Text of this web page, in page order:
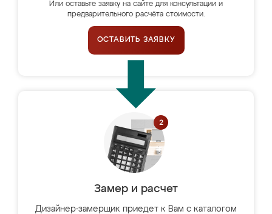
Или оставьте заявку на сайте для консультации и
предварительного расчёта стоимости.
ОСТАВИТЬ ЗАЯВКУ
Замер и расчет
Дизайнер-замерщик приедет к Вам с каталогом